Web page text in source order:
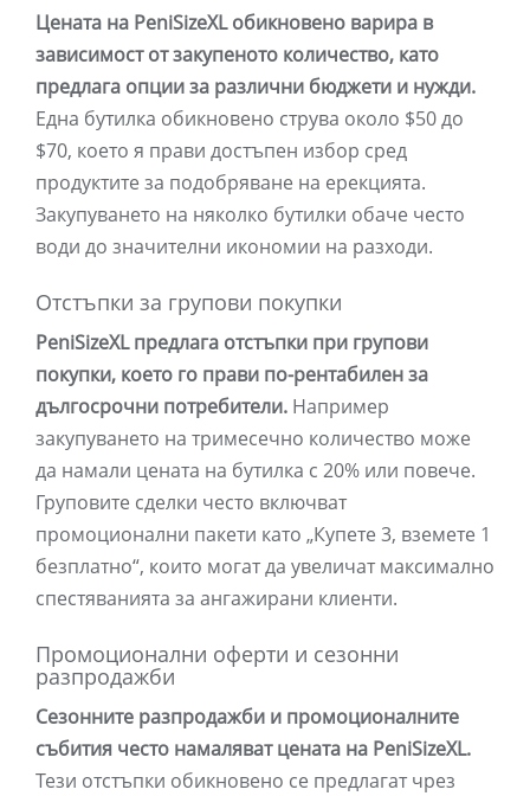
Цената на PeniSizeXL обикновено варира в
зависимост от закупеното количество, като
предлага опции за различни бюджети и нужди.
Една бутилка обикновено струва около $50 до
$70, което я прави достъпен избор сред
продуктите за подобряване на ерекцията.
Закупуването на няколко бутилки обаче често
води до значителни икономии на разходи.
Отстъпки за групови покупки
PeniSizeXL предлага отстъпки при групови
покупки, което го прави по-рентабилен за
дългосрочни потребители. Например
закупуването на тримесечно количество може
да намали цената на бутилка с 20% или повече.
Груповите сделки често включват
промоционални пакети като „Купете 3, вземете 1
безплатно“, които могат да увеличат максимално
спестяванията за ангажирани клиенти.
Промоционални оферти и сезонни
разпродажби
Сезонните разпродажби и промоционалните
събития често намаляват цената на PeniSizeXL.
Тези отстъпки обикновено се предлагат чрез